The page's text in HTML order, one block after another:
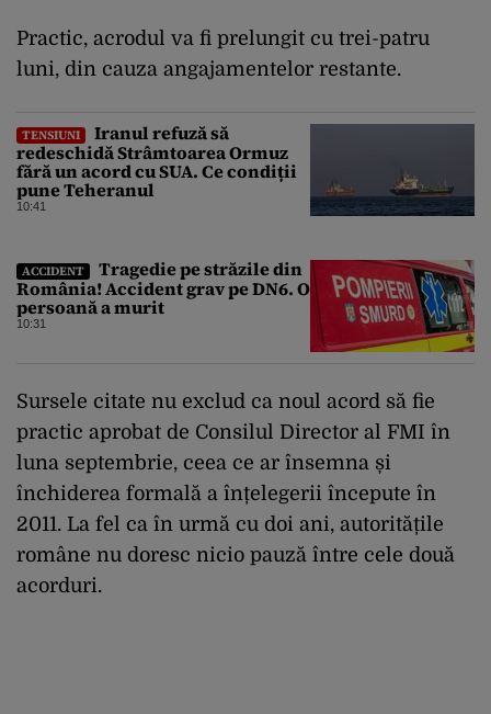
Practic, acrodul va fi prelungit cu trei-patru
luni, din cauza angajamentelor restante.
TENSIUNI
Iranul refuză să
redeschidă Strâmtoarea Ormuz
fără un acord cu SUA. Ce condiții
pune Teheranul
10:41
ACCIDENT
Tragedie pe străzile din
România! Accident grav pe DN6. O
persoană a murit
10:31
Sursele citate nu exclud ca noul acord să fie
practic aprobat de Consilul Director al FMI în
luna septembrie, ceea ce ar însemna și
închiderea formală a înțelegerii începute în
2011. La fel ca în urmă cu doi ani, autoritățile
române nu doresc nicio pauză între cele două
acorduri.